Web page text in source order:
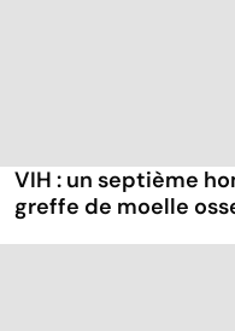
VIH : un septième
greffe de moelle